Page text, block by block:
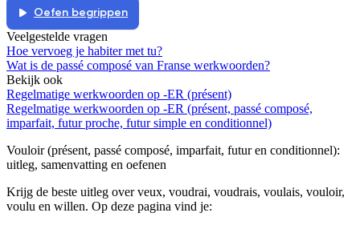
Oefen begrippen
Veelgestelde vragen
Hoe vervoeg je habiter met tu?
Wat is de passé composé van Franse werkwoorden?
Bekijk ook
Regelmatige werkwoorden op -ER (présent)
Regelmatige werkwoorden op -ER (présent, passé composé,
imparfait, futur proche, futur simple en conditionnel)
Vouloir (présent, passé composé, imparfait, futur en conditionnel):
uitleg, samenvatting en oefenen
Krijg de beste uitleg over veux, voudrai, voudrais, voulais, vouloir,
voulu en willen. Op deze pagina vind je: